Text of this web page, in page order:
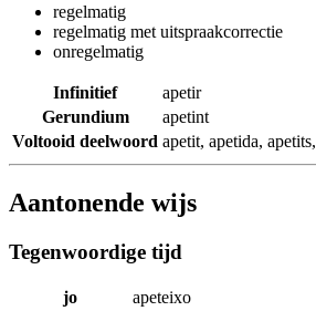
regelmatig
regelmatig met uitspraakcorrectie
onregelmatig
Infinitief
apetir
Gerundium
apetint
Voltooid deelwoord apetit, apetida, apetits,
Aantonende wijs
Tegenwoordige tijd
jo
apeteixo